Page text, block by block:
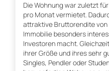
Die Wohnung war zuletzt
pro Monat vermietet.
attraktive Bruttorendite von
Immobilie besonders
Investoren macht.
ihrer Größe und ihres sehr
Singles, Pendler oder